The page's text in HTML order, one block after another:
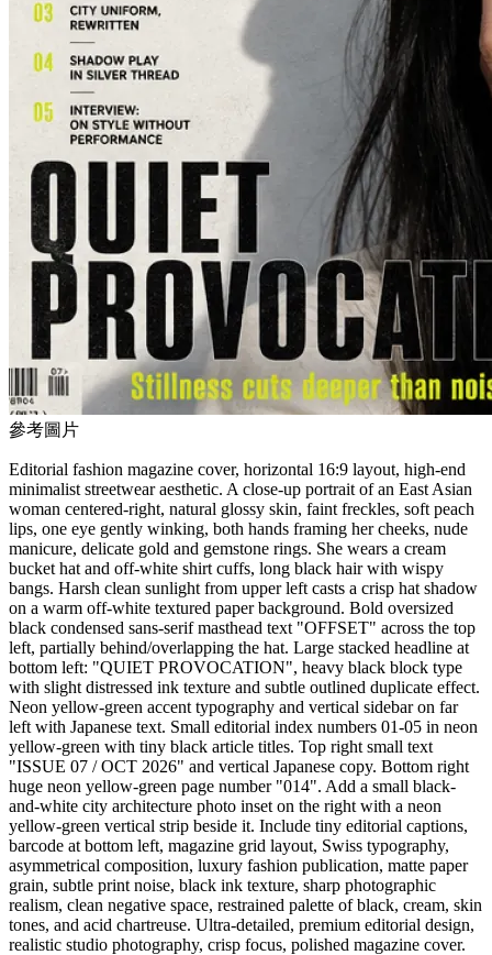
參考圖片
Editorial fashion magazine cover, horizontal 16:9 layout, high-end
minimalist streetwear aesthetic. A close-up portrait of an East Asian
woman centered-right, natural glossy skin, faint freckles, soft peach
lips, one eye gently winking, both hands framing her cheeks, nude
manicure, delicate gold and gemstone rings. She wears a cream
bucket hat and off-white shirt cuffs, long black hair with wispy
bangs. Harsh clean sunlight from upper left casts a crisp hat shadow
on a warm off-white textured paper background. Bold oversized
black condensed sans-serif masthead text "OFFSET" across the top
left, partially behind/overlapping the hat. Large stacked headline at
bottom left: "QUIET PROVOCATION", heavy black block type
with slight distressed ink texture and subtle outlined duplicate effect.
Neon yellow-green accent typography and vertical sidebar on far
left with Japanese text. Small editorial index numbers 01-05 in neon
yellow-green with tiny black article titles. Top right small text
"ISSUE 07 / OCT 2026" and vertical Japanese copy. Bottom right
huge neon yellow-green page number "014". Add a small black-
and-white city architecture photo inset on the right with a neon
yellow-green vertical strip beside it. Include tiny editorial captions,
barcode at bottom left, magazine grid layout, Swiss typography,
asymmetrical composition, luxury fashion publication, matte paper
grain, subtle print noise, black ink texture, sharp photographic
realism, clean negative space, restrained palette of black, cream, skin
tones, and acid chartreuse. Ultra-detailed, premium editorial design,
realistic studio photography, crisp focus, polished magazine cover.